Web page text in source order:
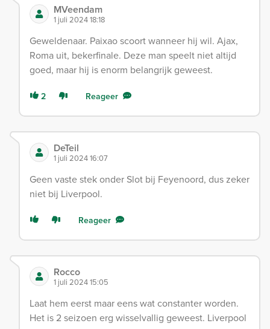
MVeendam
1 juli 2024 18:18
Geweldenaar. Paixao scoort wanneer hij wil. Ajax,
Roma uit, bekerfinale. Deze man speelt niet altijd
goed, maar hij is enorm belangrijk geweest.
2 Reageer
DeTeil
1 juli 2024 16:07
Geen vaste stek onder Slot bij Feyenoord, dus zeker
niet bij Liverpool.
Reageer
Rocco
1 juli 2024 15:05
Laat hem eerst maar eens wat constanter worden.
Het is 2 seizoen erg wisselvallig geweest. Liverpool